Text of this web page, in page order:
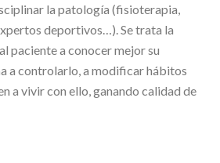
la patología (fisioterapia,
deportivos…). Se trata la
paciente a conocer mejor su
a controlarlo, a modificar hábitos
a vivir con ello, ganando calidad de